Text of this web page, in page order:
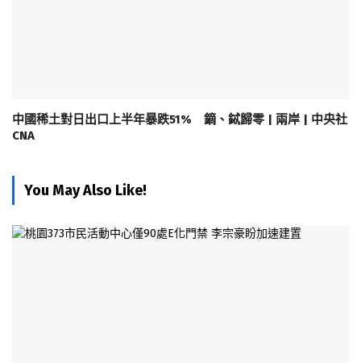
中國稀土對日出口上半年暴跌51% 鏑、鋱歸零 | 兩岸 | 中央社
CNA
You May Also Like!